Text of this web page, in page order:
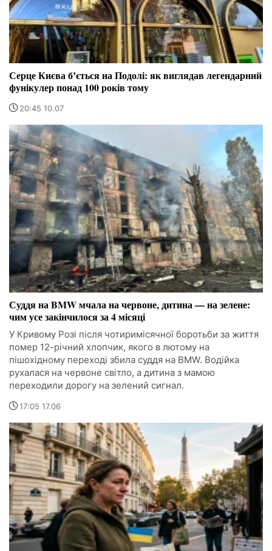
Серце Києва бʼється на Подолі: як виглядав легендарний
фунікулер понад 100 років тому
20:45 10.07
Суддя на BMW мчала на червоне, дитина — на зелене:
чим усе закінчилося за 4 місяці
У Кривому Розі після чотиримісячної боротьби за життя
помер 12-річний хлопчик, якого в лютому на
пішохідному переході збила суддя на BMW. Водійка
рухалася на червоне світло, а дитина з мамою
переходили дорогу на зелений сигнал.
17:05 17.06